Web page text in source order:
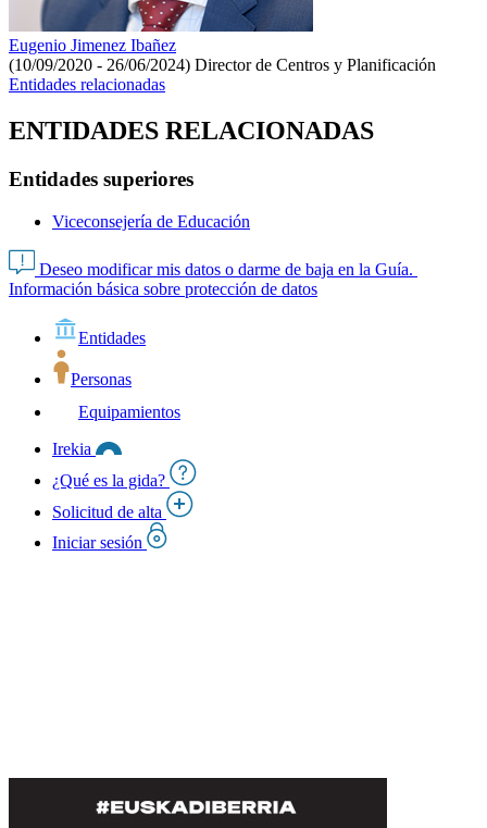
Eugenio Jimenez Ibañez
(10/09/2020 - 26/06/2024) Director de Centros y Planificación
Entidades relacionadas
ENTIDADES RELACIONADAS
Entidades superiores
Viceconsejería de Educación
Deseo modificar mis datos o darme de baja en la Guía.
Información básica sobre protección de datos
Entidades
Personas
Equipamientos
Irekia
¿Qué es la gida?
Solicitud de alta
Iniciar sesión